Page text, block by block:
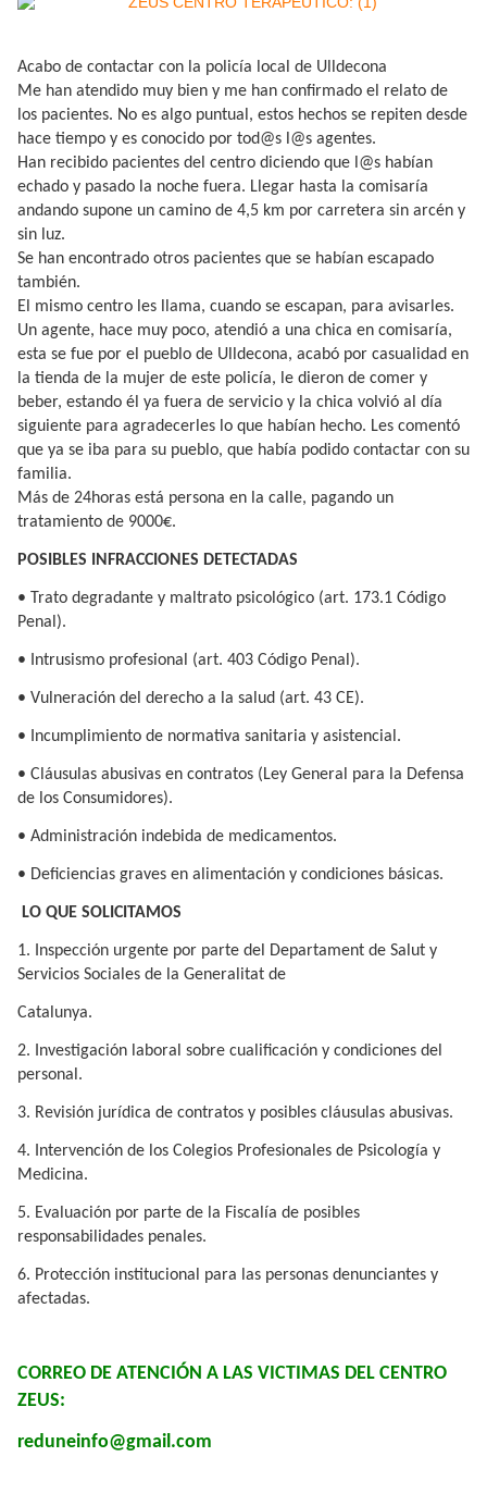
Acabo de contactar con la policía local de Ulldecona
Me han atendido muy bien y me han confirmado el relato de
los pacientes. No es algo puntual, estos hechos se repiten desde
hace tiempo y es conocido por tod@s l@s agentes.
Han recibido pacientes del centro diciendo que l@s habían
echado y pasado la noche fuera. Llegar hasta la comisaría
andando supone un camino de 4,5 km por carretera sin arcén y
sin luz.
Se han encontrado otros pacientes que se habían escapado
también.
El mismo centro les llama, cuando se escapan, para avisarles.
Un agente, hace muy poco, atendió a una chica en comisaría,
esta se fue por el pueblo de Ulldecona, acabó por casualidad en
la tienda de la mujer de este policía, le dieron de comer y
beber, estando él ya fuera de servicio y la chica volvió al día
siguiente para agradecerles lo que habían hecho. Les comentó
que ya se iba para su pueblo, que había podido contactar con su
familia.
Más de 24horas está persona en la calle, pagando un
tratamiento de 9000€.
POSIBLES INFRACCIONES DETECTADAS
• Trato degradante y maltrato psicológico (art. 173.1 Código
Penal).
• Intrusismo profesional (art. 403 Código Penal).
• Vulneración del derecho a la salud (art. 43 CE).
• Incumplimiento de normativa sanitaria y asistencial.
• Cláusulas abusivas en contratos (Ley General para la Defensa
de los Consumidores).
• Administración indebida de medicamentos.
• Deficiencias graves en alimentación y condiciones básicas.
LO QUE SOLICITAMOS
1. Inspección urgente por parte del Departament de Salut y
Servicios Sociales de la Generalitat de
Catalunya.
2. Investigación laboral sobre cualificación y condiciones del
personal.
3. Revisión jurídica de contratos y posibles cláusulas abusivas.
4. Intervención de los Colegios Profesionales de Psicología y
Medicina.
5. Evaluación por parte de la Fiscalía de posibles
responsabilidades penales.
6. Protección institucional para las personas denunciantes y
afectadas.
CORREO DE ATENCIÓN A LAS VICTIMAS DEL CENTRO
ZEUS:
reduneinfo@gmail.com